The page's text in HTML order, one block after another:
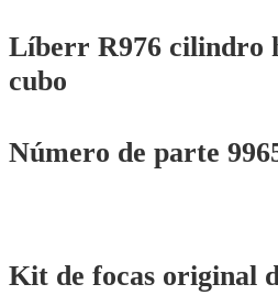
Líberr R976 cilindro
cubo
Número de parte
Kit de focas original